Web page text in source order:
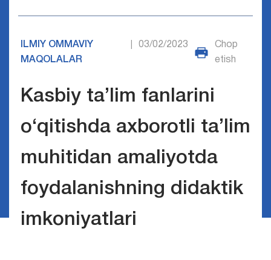
ILMIY OMMAVIY
MAQOLALAR
03/02/2023
Chop
etish
Kasbiy ta’lim fanlarini
o‘qitishda axborotli ta’lim
muhitidan amaliyotda
foydalanishning didaktik
imkoniyatlari